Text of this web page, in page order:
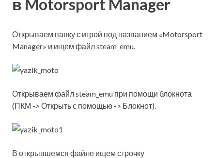
в Motorsport Manager
Открываем папку с игрой под названием «Motorsport
Manager» и ищем файл steam_emu.
Открываем файл steam_emu при помощи блокнота
(ПКМ -> Открыть с помощью -> Блокнот).
В открывшемся файле ищем строчку